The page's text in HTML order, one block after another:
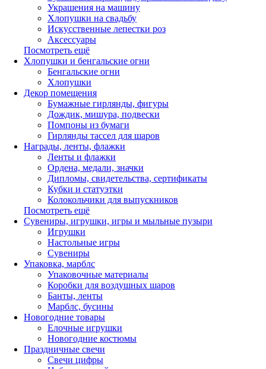
Украшения на машину
Хлопушки на свадьбу
Искусственные лепестки роз
Аксессуары
Посмотреть ещё
Хлопушки и бенгальские огни
Бенгальские огни
Хлопушки
Декор помещения
Бумажные гирлянды, фигуры
Дождик, мишура, подвески
Помпоны из бумаги
Гирлянды тассел для шаров
Награды, ленты, флажки
Ленты и флажки
Ордена, медали, значки
Дипломы, свидетельства, сертификаты
Кубки и статуэтки
Колокольчики для выпускников
Посмотреть ещё
Сувениры, игрушки, игры и мыльные пузыри
Игрушки
Настольные игры
Сувениры
Упаковка, марблс
Упаковочные материалы
Коробки для воздушных шаров
Банты, ленты
Марблс, бусины
Новогодние товары
Елочные игрушки
Новогодние костюмы
Праздничные свечи
Свечи цифры